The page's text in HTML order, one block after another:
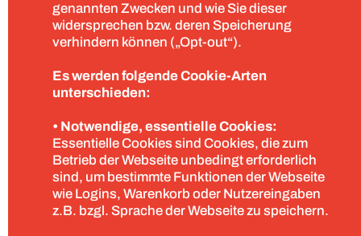
genannten Zwecken und wie Sie dieser
widersprechen bzw. deren Speicherung
verhindern können („Opt-out“).
Es werden folgende Cookie-Arten
unterschieden:
• Notwendige, essentielle Cookies:
Essentielle Cookies sind Cookies, die zum
Betrieb der Webseite unbedingt erforderlich
sind, um bestimmte Funktionen der Webseite
wie Logins, Warenkorb oder Nutzereingaben
z.B. bzgl. Sprache der Webseite zu speichern.